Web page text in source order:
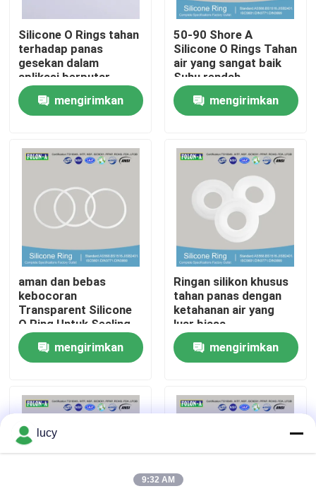
Rumah
Tentang kita
Wisata pabrik
Kontrol kualitas
Hubungi kami
Berita
Semua Kasus
Silicone O Rings tahan
terhadap panas
gesekan dalam
aplikasi berputar
mengirimkan
50-90 Shore A
Silicone O Rings Tahan
air yang sangat baik
Suhu rendah
mengirimkan
aman dan bebas
kebocoran
Transparent Silicone
O Ring Untuk Sealing
mengirimkan
Ringan silikon khusus
tahan panas dengan
ketahanan air yang
luar biasa
mengirimkan
lucy
9:32 AM